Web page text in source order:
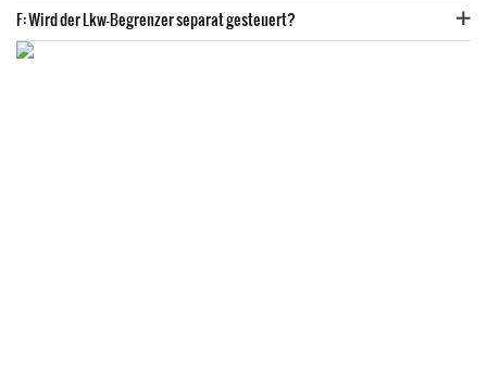
F: Wird der Lkw-Begrenzer separat gesteuert?